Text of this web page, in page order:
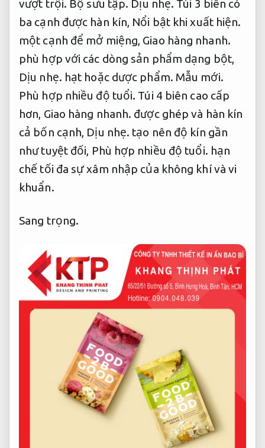
vượt trội. Bộ sưu tập. Dịu nhẹ. Túi 3 biên có
ba cạnh được hàn kín, Nổi bật khi xuất hiện.
một cạnh để mở miệng, Giao hàng nhanh.
phù hợp với các dòng sản phẩm dạng bột,
Dịu nhẹ. hạt hoặc dược phẩm. Mẫu mới.
Phù hợp nhiều độ tuổi. Túi 4 biên cao cấp
hơn, Giao hàng nhanh. được ghép và hàn kín
cả bốn cạnh, Dịu nhẹ. tạo nên độ kín gần
như tuyệt đối, Phù hợp nhiều độ tuổi. hạn
chế tối đa sự xâm nhập của không khí và vi
khuẩn.
Sang trọng.